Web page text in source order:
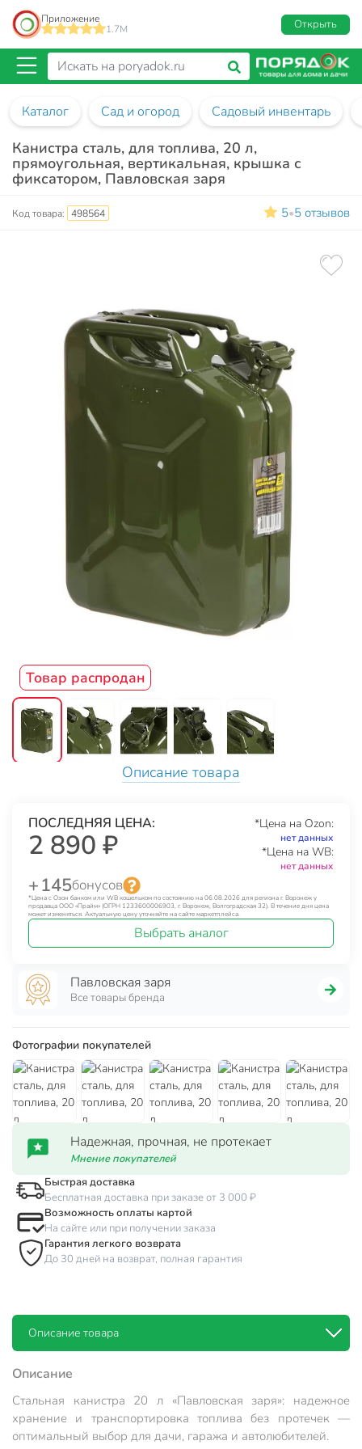
Приложение
1.7M
Открыть
Каталог Сад и огород Садовый инвентарь
Канистра сталь, для топлива, 20 л,
прямоугольная, вертикальная, крышка с
фиксатором, Павловская заря
Код товара: 498564 5•5 отзывов
Товар распродан
Описание товара
ПОСЛЕДНЯЯ ЦЕНА:
2 890 ₽
*Цена на Ozon:
нет данных
*Цена на WB:
нет данных
+ 145бонусов
*Цена с Озон банком или WB кошельком по состоянию на 06.08.2026 для региона г. Воронеж у
продавца ООО «Прайм» (ОГРН 1233600006903, г. Воронеж, Волгоградская 32). В течение дня цена
может изменяться. Актуальную цену уточняйте на сайте маркетплейса.
Выбрать аналог
Павловская заря
Все товары бренда
Фотографии покупателей
Надежная, прочная, не протекает
Мнение покупателей
Быстрая доставка
Бесплатная доставка при заказе от 3 000 ₽
Возможность оплаты картой
На сайте или при получении заказа
Гарантия легкого возврата
До 30 дней на возврат, полная гарантия
Описание товара
Описание
Стальная канистра 20 л «Павловская заря»: надежное
хранение и транспортировка топлива без протечек —
оптимальный выбор для дачи, гаража и автолюбителей.